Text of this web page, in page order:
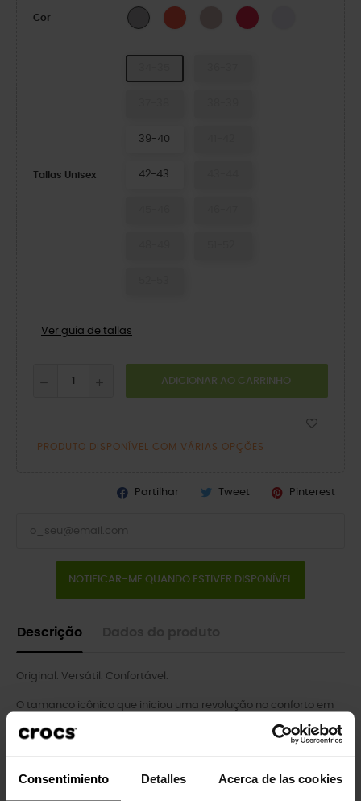
Consentimiento Detalles Acerca de las cookies
Cor Silver GlitterCherry RedQuartz GlitterDigital Raspberry GL
Tallas Unisex
39-40
42-43
Ver guía de tallas
ADICIONAR AO CARRINHO
PRODUTO DISPONÍVEL COM VÁRIAS OPÇÕES
Partilhar Tweet Pinterest
NOTIFICAR-ME QUANDO ESTIVER DISPONÍVEL
Descrição
Original. Versátil. Confortável.
O tamanco icônico que iniciou uma revolução no conforto em
todo o mundo, agora com um adorável tratamento de glitter
por toda a peça! É o calçado irreverente e confortável pelo
acolchoada e oferecem um convite constante para se sentir